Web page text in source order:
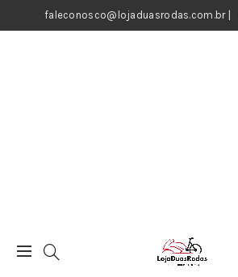
faleconosco@lojaduasrodas.com.br|